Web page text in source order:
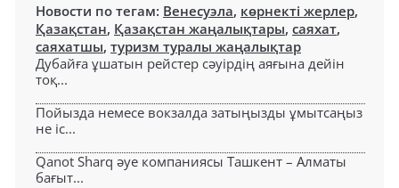
Новости по тегам: Венесуэла, көрнекті жерлер,
Қазақстан, Қазақстан жаңалықтары, саяхат,
саяхатшы, туризм туралы жаңалықтар
Дубайға ұшатын рейстер сәуірдің аяғына дейін
тоқ...
Пойызда немесе вокзалда затыңызды ұмытсаңыз
не іс...
Qanot Sharq әуе компаниясы Ташкент – Алматы
бағыт...